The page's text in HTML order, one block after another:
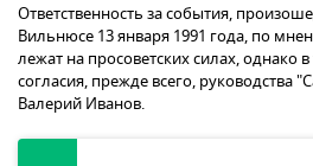
Ответственность за события,
Вильнюсе 13 января 1991 года, по
лежат на просоветских силах, однако
согласия, прежде всего, руководства
Валерий Иванов.